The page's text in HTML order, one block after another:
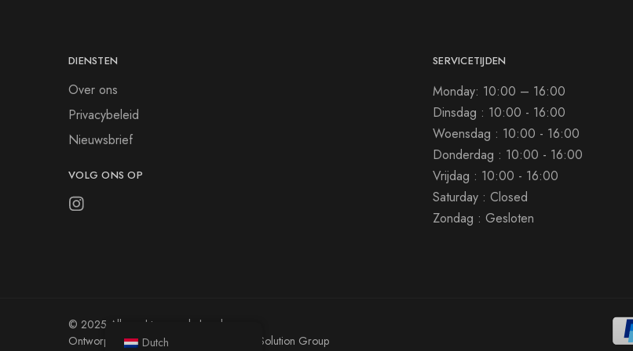
DIENSTEN
Over ons
Privacybeleid
Nieuwsbrief
VOLG ONS OP
SERVICETIJDEN
Monday: 10:00 – 16:00
Dinsdag : 10:00 - 16:00
Woensdag : 10:00 - 16:00
Donderdag : 10:00 - 16:00
Vrijdag : 10:00 - 16:00
Saturday : Closed
Zondag : Gesloten
© 2025 Alle rechten voorbehouden.
Ontworpen door FIX Digital Onboarding Solution Group
Dutch